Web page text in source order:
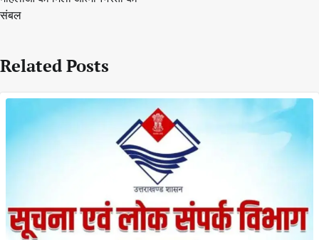
संबल
Related Posts